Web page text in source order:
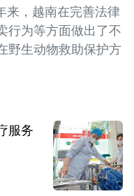
来，越南在完善法律
行为等方面做出了不
野生动物救助保护方
服务